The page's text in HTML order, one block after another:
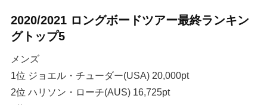
2020/2021 ロングボードツアー最終ランキン
グトップ5
メンズ
1位 ジョエル・チューダー(USA) 20,000pt
2位 ハリソン・ローチ(AUS) 16,725pt